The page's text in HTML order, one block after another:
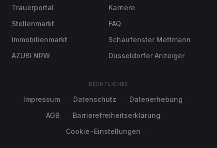
Trauerportal
Stellenmarkt
Immobilienmarkt
AZUBI NRW
Karriere
FAQ
Schaufenster Mettmann
Düsseldorfer Anzeiger
RECHTLICHES
Impressum Datenschutz
Datenerhebung
AGB
Barrierefreiheitserklärung
Cookie-Einstellungen